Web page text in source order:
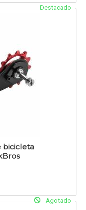
Destacado
bicicleta
Agotado